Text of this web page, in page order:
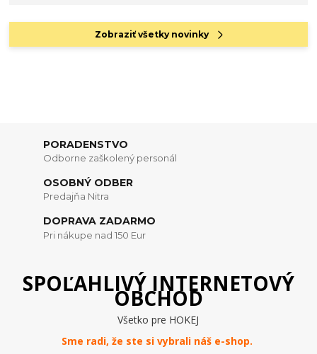
Zobraziť všetky novinky
PORADENSTVO
Odborne zaškolený personál
OSOBNÝ ODBER
Predajňa Nitra
DOPRAVA ZADARMO
Pri nákupe nad 150 Eur
SPOĽAHLIVÝ INTERNETOVÝ
OBCHOD
Všetko pre HOKEJ
Sme radi, že ste si vybrali náš e-shop.